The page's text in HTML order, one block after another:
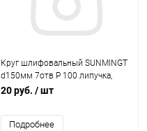
Круг шлифовальный SUNMINGT
d150мм 7отв Р 100 липучка,
зелёный (корея)
20 руб. / шт
Подробнее